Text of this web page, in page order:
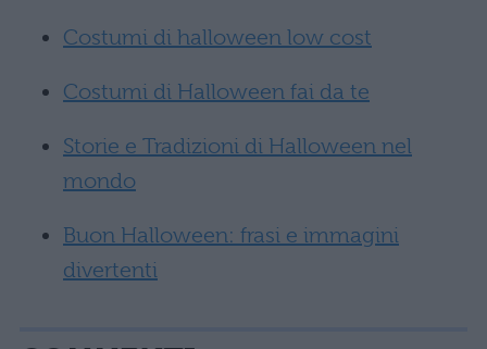
Costumi di halloween low cost
Costumi di Halloween fai da te
Storie e Tradizioni di Halloween nel
mondo
Buon Halloween: frasi e immagini
divertenti